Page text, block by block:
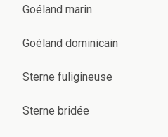
Goéland marin
Goéland dominicain
Sterne fuligineuse
Sterne bridée